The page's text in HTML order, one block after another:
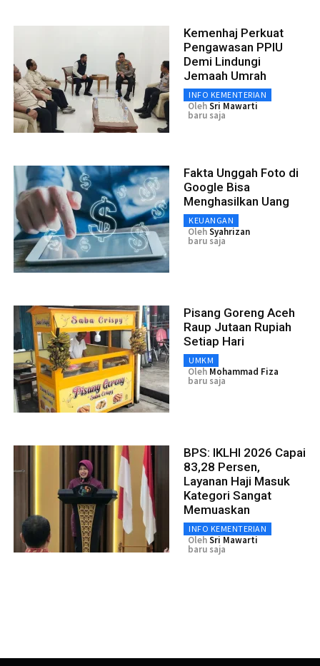
Kemenhaj Perkuat
Pengawasan PPIU
Demi Lindungi
Jemaah Umrah
INFO KEMENTERIAN
OlehSri Mawarti
baru saja
Fakta Unggah Foto di
Google Bisa
Menghasilkan Uang
KEUANGAN
OlehSyahrizan
baru saja
Pisang Goreng Aceh
Raup Jutaan Rupiah
Setiap Hari
UMKM
Oleh Mohammad Fiza
baru saja
BPS: IKLHI 2026 Capai
83,28 Persen,
Layanan Haji Masuk
Kategori Sangat
Memuaskan
INFO KEMENTERIAN
OlehSri Mawarti
baru saja